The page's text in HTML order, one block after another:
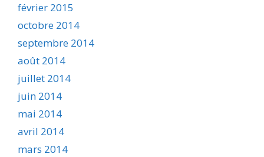
février 2015
octobre 2014
septembre 2014
août 2014
juillet 2014
juin 2014
mai 2014
avril 2014
mars 2014